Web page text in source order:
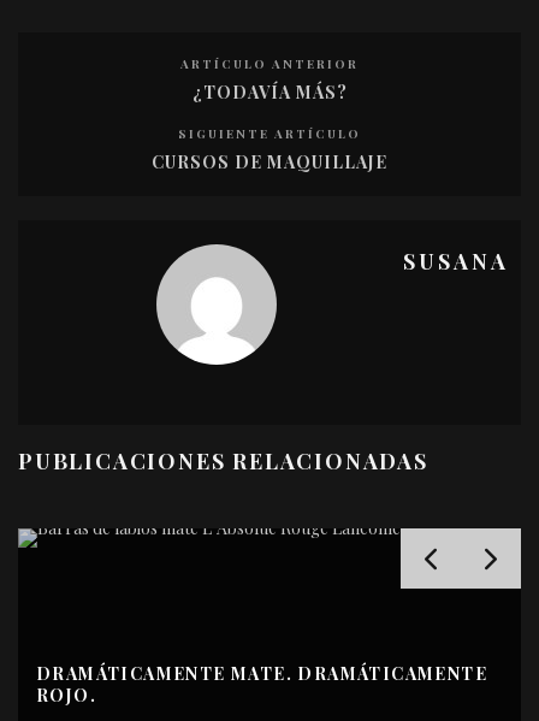
ARTÍCULO ANTERIOR
¿TODAVÍA MÁS?
SIGUIENTE ARTÍCULO
CURSOS DE MAQUILLAJE
SUSANA
PUBLICACIONES RELACIONADAS
DRAMÁTICAMENTE MATE. DRAMÁTICAMENTE
ROJO.